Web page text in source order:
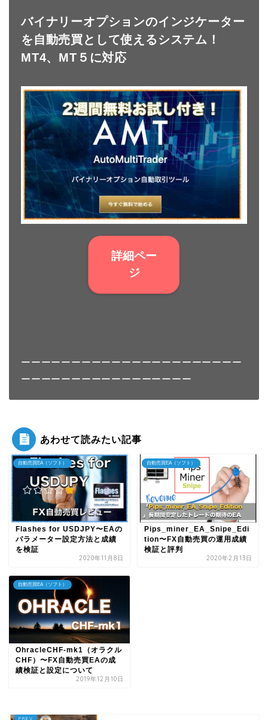
バイナリーオプションのインジケーター
を自動売買として使えるシステム！
MT4、MT５に対応
詳細ペー
ジ
ーーーーーーーーーーーーーーーーーーーーーー
ーーーーーーーーーーーーーーーーー
あわせて読みたい記事
自動売買EA（ソフト）
Flashes for USDJPY〜EAの
パラメーター設定方法と成績
を検証
2020年11月8日
自動売買EA（ソフト）
Pips_miner_EA_Snipe_Edi
tion〜FX自動売買の運用成績
検証と評判
2020年2月13日
自動売買EA（ソフト）
OhracleCHF-mk1（オラクル
CHF）〜FX自動売買EAの成
績検証と設定について
2019年12月10日